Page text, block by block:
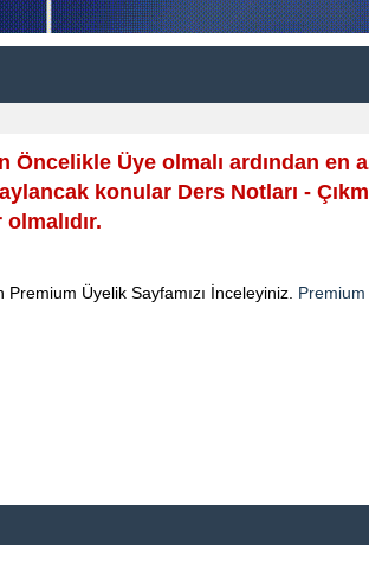
Öncelikle Üye olmalı ardından en
konular Ders Notları -
Üyelik Sayfamızı İnceleyiniz. Premium